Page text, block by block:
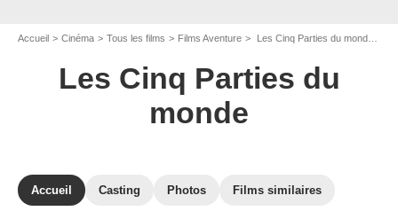
Accueil Cinéma Tous les films Films Aventure Les Cinq Parties du monde de Gérard Mordillat
Les Cinq Parties du
monde
Accueil Casting Photos Films similaires